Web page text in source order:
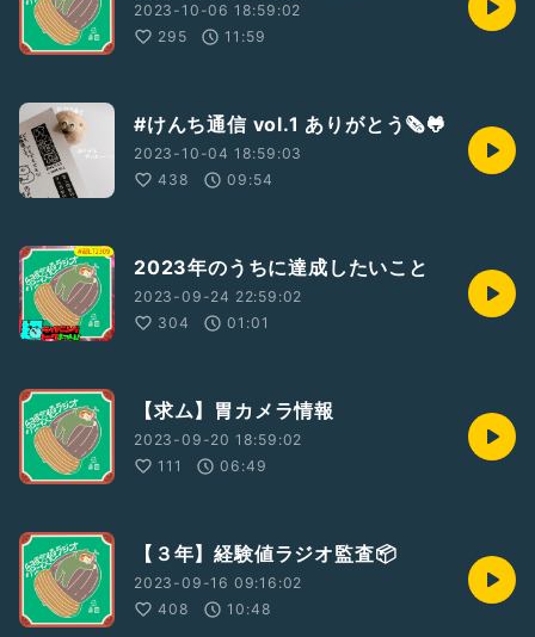
2023-10-06 18:59:02
295
11:59
#けんち通信 vol.1 ありがとう🗞🐸
2023-10-04 18:59:03
438
09:54
2023年のうちに達成したいこと
2023-09-24 22:59:02
304
01:01
【求ム】胃カメラ情報
2023-09-20 18:59:02
111
06:49
【３年】経験値ラジオ監査📦
2023-09-16 09:16:02
408
10:48